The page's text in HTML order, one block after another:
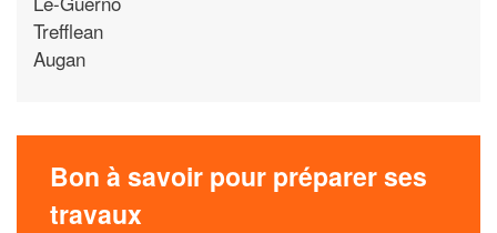
Trefflean
Augan
Bon à savoir pour préparer ses
travaux